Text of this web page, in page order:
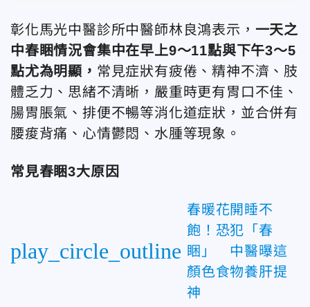
彰化馬光中醫診所中醫師林良鴻表示， 一天之
中春睏情況會集中在早上9～11點與下午3～5
點尤為明顯， 常見症狀有疲倦、精神不濟、肢
體乏力、思緒不清晰，嚴重時更有胃口不佳、
腸胃脹氣、排便不暢等消化道症狀，並合併有
腰痠背痛、心情鬱悶、水腫等現象。
常見春睏3大原因
play_circle_outline
春暖花開睡不
飽！恐犯「春
睏」 中醫曝這
顏色食物養肝提
神